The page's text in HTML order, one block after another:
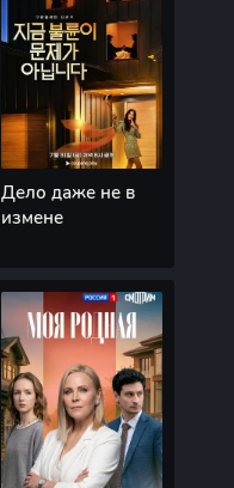
Дело даже не в
измене